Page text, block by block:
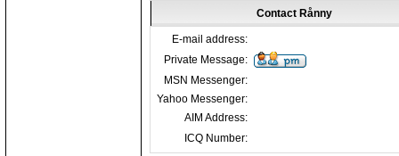
Contact Rånny
E-mail address:
Private Message:
MSN Messenger:
Yahoo Messenger:
AIM Address:
ICQ Number: